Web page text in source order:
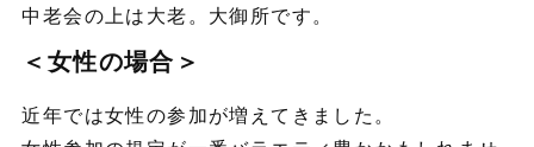
中老会の上は大老。大御所です。
＜女性の場合＞
近年では女性の参加が増えてきました。